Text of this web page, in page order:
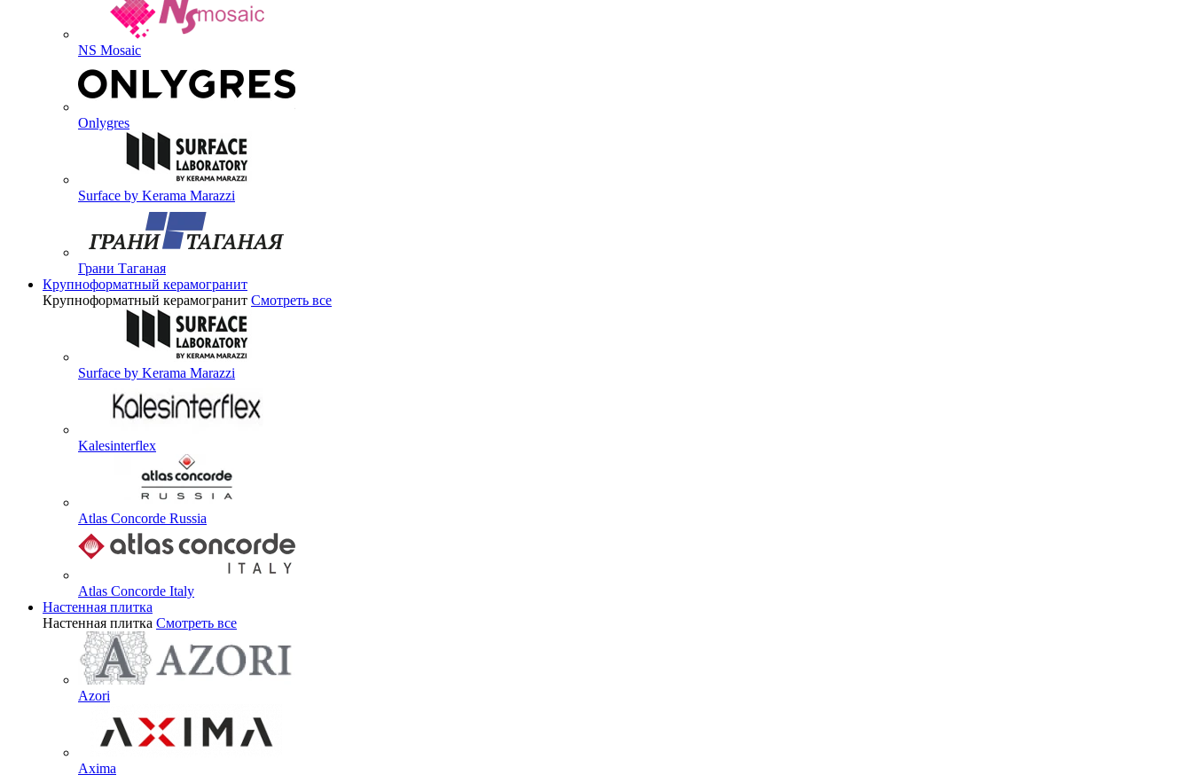
NS Mosaic
Onlygres
Surface by Kerama Marazzi
Грани Таганая
Крупноформатный керамогранит
Крупноформатный керамогранит Смотреть все
Surface by Kerama Marazzi
Kalesinterflex
Atlas Concorde Russia
Atlas Concorde Italy
Настенная плитка
Настенная плитка Смотреть все
Azori
Axima